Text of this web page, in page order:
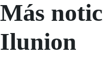
Más
Ilunion